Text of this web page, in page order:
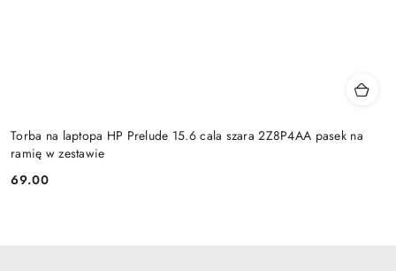
Torba na laptopa HP Prelude 15.6 cala szara 2Z8P4AA pasek na
ramię w zestawie
Cena:
69.00